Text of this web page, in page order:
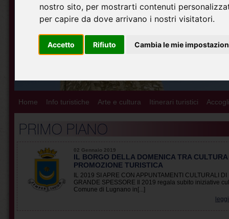
nostro sito, per mostrarti contenuti
per capire da dove arrivano i nostri visitatori.
Accetto Rifiuto Cambia le mie
Home Info turistiche Arte e cultura Itinerari turistici
02 Gennaio 2019
IL BORGO DELLA DOMENICA TRA CULTURA
PROMOZIONE TURISTICA
IL 2019 SI APRE CON APPUNTAMENTI CULTURALI DI
GRANDE SPESSORE Il 2019 regala subito iniziative
Comune di Lugnano in[...]